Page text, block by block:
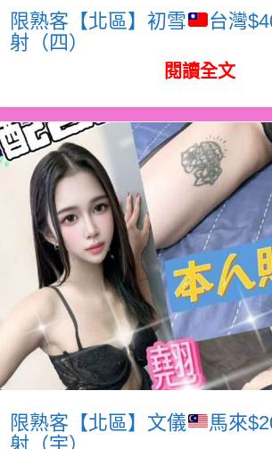
限熟客【北區】初雪
台灣
射（四）
閱讀全文
限熟客【北區】文儀
馬來
射（宇）